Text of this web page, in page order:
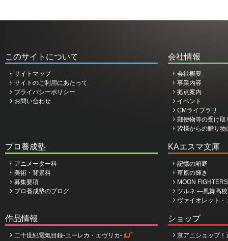
このサイトについて
サイトマップ
サイトのご利用にあたって
プライバシーポリシー
お問い合わせ
会社情報
会社概要
事業内容
拠点案内
イベント
CMライブラリ
郵便物等の受け取
皆様からの贈り
プロ養成塾
アニメーター科
美術・背景科
募集要項
プロ養成塾のブログ
KAエスマ文庫
記憶の箱庭
草原の輝き
MOON
ツルネ ―風舞高
ヴァイオレット
作品情報
二十世紀電氣目録-ユーレカ・エヴリカ-
ショップ
京アニショップ！